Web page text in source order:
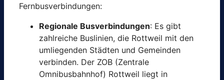
Fernbusverbindungen:
Regionale Busverbindungen: Es gibt
zahlreiche Buslinien, die Rottweil mit den
umliegenden Städten und Gemeinden
verbinden. Der ZOB (Zentrale
Omnibusbahnhof) Rottweil liegt in